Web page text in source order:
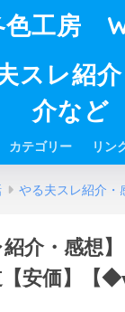
色工房
スレ紹
介など
カテゴリー リン
やる夫スレ紹介・
紹介・感想
安価】【